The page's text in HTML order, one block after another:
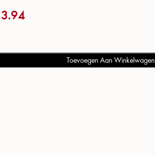
Toevoegen Aan Winkelwagen